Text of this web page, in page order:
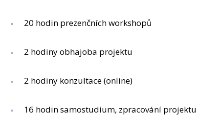
20 hodin prezenčních workshopů
2 hodiny obhajoba projektu
2 hodiny konzultace (online)
16 hodin samostudium, zpracování projektu